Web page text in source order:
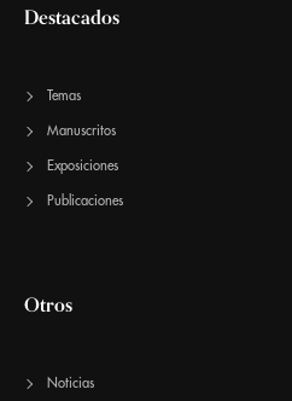
Destacados
Temas
Manuscritos
Exposiciones
Publicaciones
Otros
Noticias